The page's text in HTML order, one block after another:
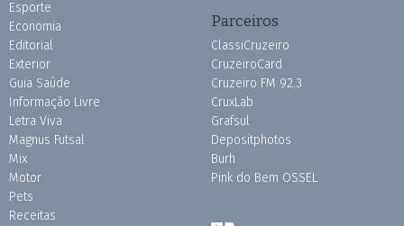
Esporte
Economia
Editorial
Exterior
Guia Saúde
Informação Livre
Letra Viva
Magnus Futsal
Mix
Motor
Pets
Receitas
Parceiros
ClassiCruzeiro
CruzeiroCard
Cruzeiro FM 92.3
CruxLab
Grafsul
Depositphotos
Burh
Pink do Bem OSSEL